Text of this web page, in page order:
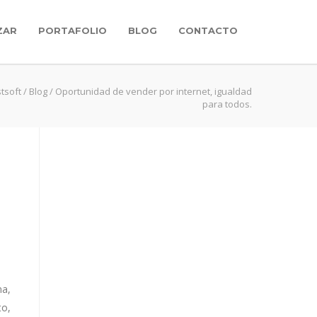
PORTAFOLIO BLOG CONTACTO
/ Blog/ Oportunidad de vender por internet, igualdad
para todos.